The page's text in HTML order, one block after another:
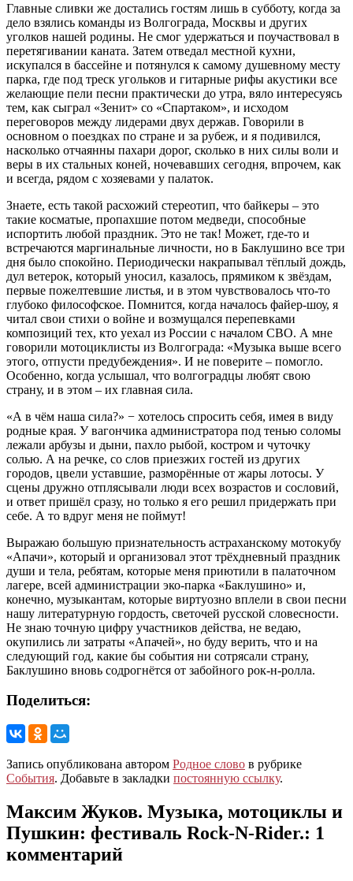
Главные сливки же достались гостям лишь в субботу, когда за
дело взялись команды из Волгограда, Москвы и других
уголков нашей родины. Не смог удержаться и поучаствовал в
перетягивании каната. Затем отведал местной кухни,
искупался в бассейне и потянулся к самому душевному месту
парка, где под треск угольков и гитарные рифы акустики все
желающие пели песни практически до утра, вяло интересуясь
тем, как сыграл «Зенит» со «Спартаком», и исходом
переговоров между лидерами двух держав. Говорили в
основном о поездках по стране и за рубеж, и я подивился,
насколько отчаянны пахари дорог, сколько в них силы воли и
веры в их стальных коней, ночевавших сегодня, впрочем, как
и всегда, рядом с хозяевами у палаток.
Знаете, есть такой расхожий стереотип, что байкеры – это
такие косматые, пропахшие потом медведи, способные
испортить любой праздник. Это не так! Может, где-то и
встречаются маргинальные личности, но в Баклушино все три
дня было спокойно. Периодически накрапывал тёплый дождь,
дул ветерок, который уносил, казалось, прямиком к звёздам,
первые пожелтевшие листья, и в этом чувствовалось что-то
глубоко философское. Помнится, когда началось файер-шоу, я
читал свои стихи о войне и возмущался перепевками
композиций тех, кто уехал из России с началом СВО. А мне
говорили мотоциклисты из Волгограда: «Музыка выше всего
этого, отпусти предубеждения». И не поверите – помогло.
Особенно, когда услышал, что волгоградцы любят свою
страну, и в этом – их главная сила.
«А в чём наша сила?» − хотелось спросить себя, имея в виду
родные края. У вагончика администратора под тенью соломы
лежали арбузы и дыни, пахло рыбой, костром и чуточку
солью. А на речке, со слов приезжих гостей из других
городов, цвели уставшие, разморённые от жары лотосы. У
сцены дружно отплясывали люди всех возрастов и сословий,
и ответ пришёл сразу, но только я его решил придержать при
себе. А то вдруг меня не поймут!
Выражаю большую признательность астраханскому мотокубу
«Апачи», который и организовал этот трёхдневный праздник
души и тела, ребятам, которые меня приютили в палаточном
лагере, всей администрации эко-парка «Баклушино» и,
конечно, музыкантам, которые виртуозно вплели в свои песни
нашу литературную гордость, светочей русской словесности.
Не знаю точную цифру участников действа, не ведаю,
окупились ли затраты «Апачей», но буду верить, что и на
следующий год, какие бы события ни сотрясали страну,
Баклушино вновь содрогнётся от забойного рок-н-ролла.
Поделиться:
Запись опубликована автором Родное слово в рубрике
События. Добавьте в закладки постоянную ссылку.
Максим Жуков. Музыка, мотоциклы и
Пушкин: фестиваль Rock-N-Rider.: 1
комментарий